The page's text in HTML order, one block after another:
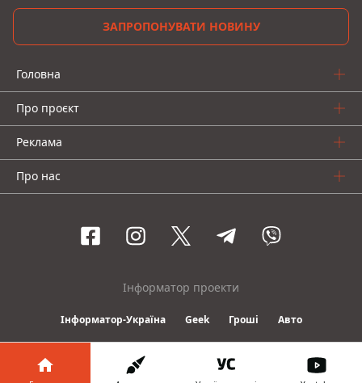
ЗАПРОПОНУВАТИ НОВИНУ
Головна
Про проєкт
Реклама
Про нас
Інформатор проекти
Інформатор-Україна Geek Гроші Авто
© 2016-2026 Informator